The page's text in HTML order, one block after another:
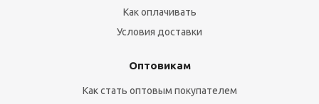
Как оплачивать
Условия доставки
Оптовикам
Как стать оптовым покупателем